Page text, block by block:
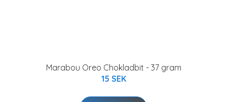
Marabou Oreo Chokladbit - 37 gram
15 SEK